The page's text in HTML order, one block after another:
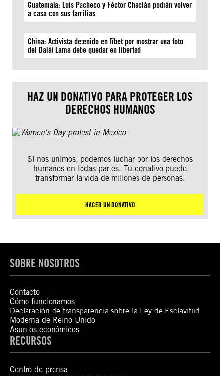
Guatemala: Luis Pacheco y Héctor Chaclán podrán volver
a casa con sus familias
China: Activista detenido en Tíbet por mostrar una foto
del Dalái Lama debe quedar en libertad
HAZ UN DONATIVO PARA PROTEGER LOS
DERECHOS HUMANOS
Si nos unimos, podemos luchar por los derechos
humanos en todas partes. Tu donativo puede
transformar la vida de millones de personas.
HACER UN DONATIVO
SOBRE NOSOTROS
Contacto
Cómo funcionamos
Declaración de transparencia sobre la Ley de Esclavitud
Moderna de Reino Unido
Asuntos económicos
RECURSOS
Centro de prensa